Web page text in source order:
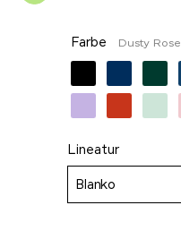
Farbe Dusty Rose
Lineatur
Blanko